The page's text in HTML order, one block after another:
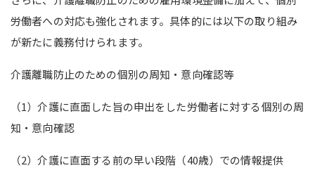
労働者への対応も強化されます。具体的には以下の取り組み
が新たに義務付けられます。
介護離職防止のための個別の周知・意向確認等
（1）介護に直面した旨の申出をした労働者に対する個別の周
知・意向確認
（2）介護に直面する前の早い段階（40歳）での情報提供